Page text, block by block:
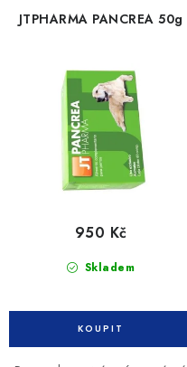
JTPHARMA PANCREA 50g
Skladem
950 Kč